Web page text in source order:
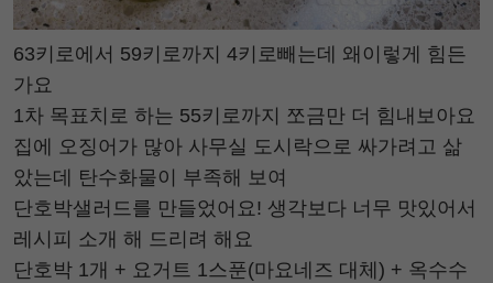
63키로에서 59키로까지 4키로빼는데 왜이렇게 힘든
가요
1차 목표치로 하는 55키로까지 쪼금만 더 힘내보아요
집에 오징어가 많아 사무실 도시락으로 싸가려고 삶
았는데 탄수화물이 부족해 보여
단호박샐러드를 만들었어요! 생각보다 너무 맛있어서
레시피 소개 해 드리려 해요
단호박 1개 + 요거트 1스푼(마요네즈 대체) + 옥수수